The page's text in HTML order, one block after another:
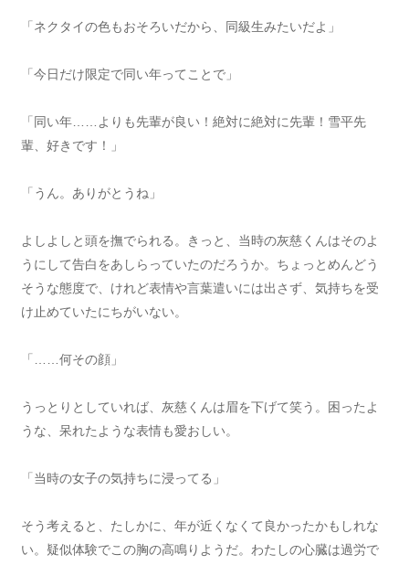
「ネクタイの色もおそろいだから、同級生みたいだよ」
「今日だけ限定で同い年ってことで」
「同い年……よりも先輩が良い！絶対に絶対に先輩！雪平先
輩、好きです！」
「うん。ありがとうね」
よしよしと頭を撫でられる。きっと、当時の灰慈くんはそのよ
うにして告白をあしらっていたのだろうか。ちょっとめんどう
そうな態度で、けれど表情や言葉遣いには出さず、気持ちを受
け止めていたにちがいない。
「……何その顔」
うっとりとしていれば、灰慈くんは眉を下げて笑う。困ったよ
うな、呆れたような表情も愛おしい。
「当時の女子の気持ちに浸ってる」
そう考えると、たしかに、年が近くなくて良かったかもしれな
い。疑似体験でこの胸の高鳴りようだ。わたしの心臓は過労で